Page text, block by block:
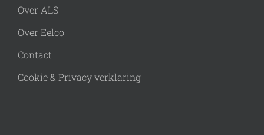
Over ALS
Over Eelco
Contact
Cookie & Privacy verklaring